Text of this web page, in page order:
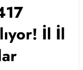
İl İl